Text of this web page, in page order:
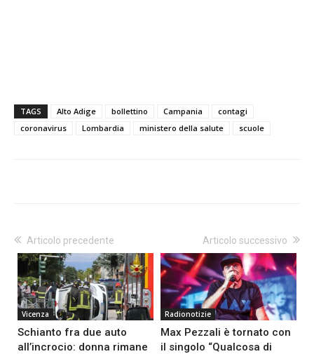
TAGS Alto Adige bollettino Campania
contagi
coronavirus
Lombardia ministero della salute scuole
Articolo precedente
Vicenza
Schianto fra due auto
all’incrocio: donna rimane
Articolo successivo
Radionotizie
Max Pezzali è tornato con
il singolo “Qualcosa di